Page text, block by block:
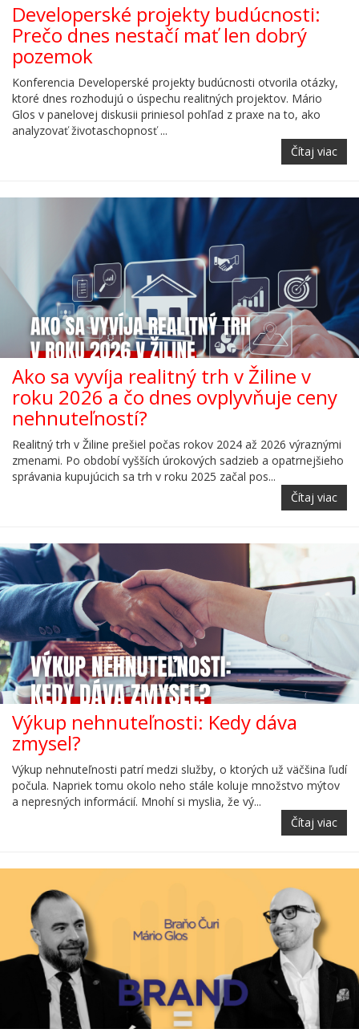
Developerské projekty budúcnosti:
Prečo dnes nestačí mať len dobrý
pozemok
Konferencia Developerské projekty budúcnosti otvorila otázky,
ktoré dnes rozhodujú o úspechu realitných projektov. Mário
Glos v panelovej diskusii priniesol pohľad z praxe na to, ako
analyzovať životaschopnosť ...
Čítaj viac
Ako sa vyvíja realitný trh v Žiline v
roku 2026 a čo dnes ovplyvňuje ceny
nehnuteľností?
Realitný trh v Žiline prešiel počas rokov 2024 až 2026 výraznými
zmenami. Po období vyšších úrokových sadzieb a opatrnejšieho
správania kupujúcich sa trh v roku 2025 začal pos...
Čítaj viac
Výkup nehnuteľnosti: Kedy dáva
zmysel?
Výkup nehnuteľnosti patrí medzi služby, o ktorých už väčšina ľudí
počula. Napriek tomu okolo neho stále koluje množstvo mýtov
a nepresných informácií. Mnohí si myslia, že vý...
Čítaj viac